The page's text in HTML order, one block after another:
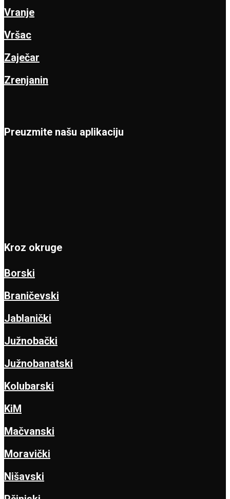
Vranje
Vršac
Zaječar
Zrenjanin
Preuzmite našu aplikaciju
Kroz okruge
Borski
Braničevski
Jablanički
Južnobački
Južnobanatski
Kolubarski
KiM
Mačvanski
Moravički
Nišavski